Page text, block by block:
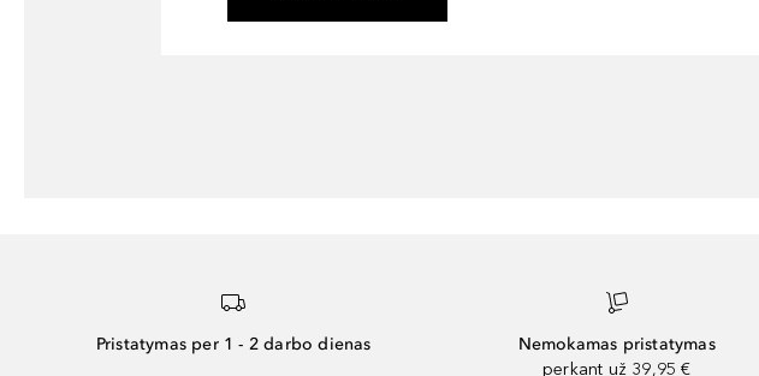
Pristatymas per 1 - 2 darbo dienas
Nemokamas pristatymas
perkant už 39,95 €